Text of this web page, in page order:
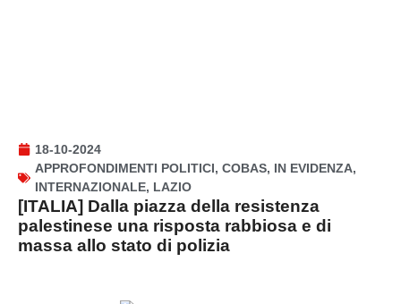
18-10-2024
APPROFONDIMENTI POLITICI, COBAS, IN EVIDENZA,
INTERNAZIONALE, LAZIO
[ITALIA] Dalla piazza della resistenza
palestinese una risposta rabbiosa e di
massa allo stato di polizia